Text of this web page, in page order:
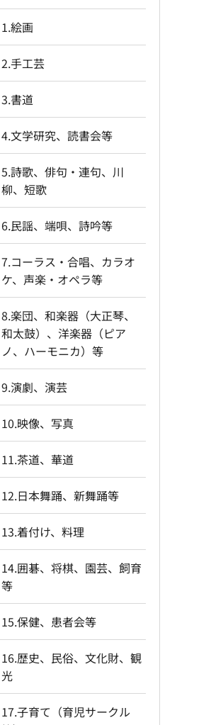
1.絵画
2.手工芸
3.書道
4.文学研究、読書会等
5.詩歌、俳句・連句、川
柳、短歌
6.民謡、端唄、詩吟等
7.コーラス・合唱、カラオ
ケ、声楽・オペラ等
8.楽団、和楽器（大正琴、
和太鼓）、洋楽器（ピア
ノ、ハーモニカ）等
9.演劇、演芸
10.映像、写真
11.茶道、華道
12.日本舞踊、新舞踊等
13.着付け、料理
14.囲碁、将棋、園芸、飼育
等
15.保健、患者会等
16.歴史、民俗、文化財、観
光
17.子育て（育児サークル